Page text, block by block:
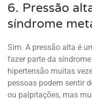
6. Pressão
síndrome
Sim. A pressão alta é
fazer parte da
hipertensão muitas
pessoas podem sentir
ou palpitações, mas